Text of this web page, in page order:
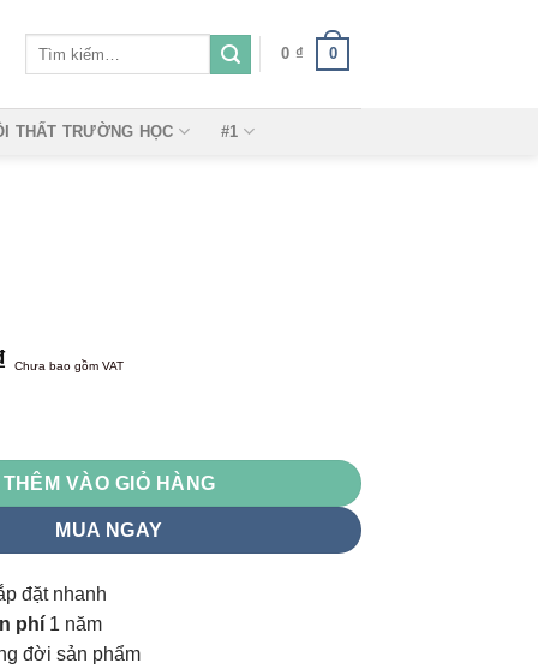
0 ₫ 0
THẤT TRƯỜNG HỌC #1
Chưa bao gồm VAT
THÊM VÀO GIỎ HÀNG
MUA NGAY
đặt nhanh
phí 1 năm
đời sản phẩm